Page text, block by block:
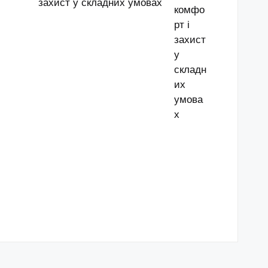
захист у складних умовах